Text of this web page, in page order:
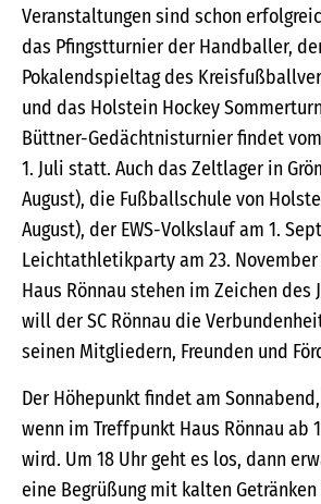
Veranstaltungen sind schon
das Pfingstturnier der Handballer,
Pokalendspieltag des
und das Holstein Hockey
Büttner-Gedächtnisturnier findet
1. Juli statt. Auch das Zeltlager in
August), die Fußballschule von
August), der EWS-Volkslauf am 1.
Leichtathletikparty am 23.
Haus Rönnau stehen im Zeichen des
will der SC Rönnau die
seinen Mitgliedern, Freunden und
Der Höhepunkt findet am
wenn im Treffpunkt Haus Rönnau ab
wird. Um 18 Uhr geht es los, dann
eine Begrüßung mit kalten